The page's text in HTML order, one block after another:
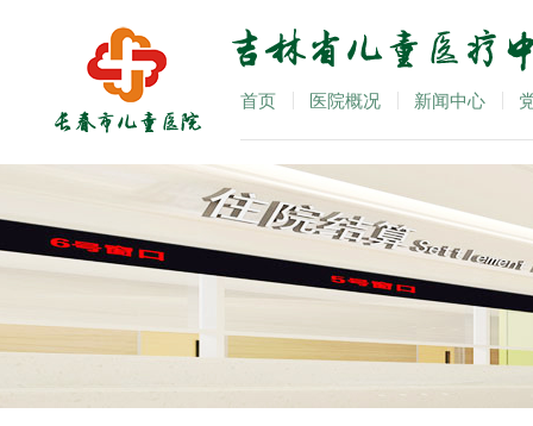
首页 医院概况 新闻中心